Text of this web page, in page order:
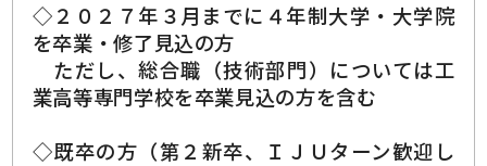
◇２０２７年３月までに４年制大学・大学院
を卒業・修了見込の方
ただし、総合職（技術部門）については工
業高等専門学校を卒業見込の方を含む
◇既卒の方（第２新卒、ＩＪＵターン歓迎し